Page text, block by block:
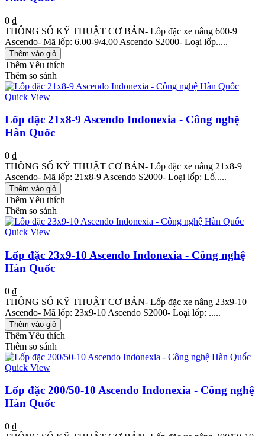
0 ₫
THÔNG SỐ KỸ THUẬT CƠ BẢN- Lốp đặc xe nâng 600-9
Ascendo- Mã lốp: 6.00-9/4.00 Ascendo S2000- Loại lốp.....
Thêm vào giỏ
Thêm Yêu thích
Thêm so sánh
Quick View
Lốp đặc 21x8-9 Ascendo Indonexia - Công nghệ
Hàn Quốc
0 ₫
THÔNG SỐ KỸ THUẬT CƠ BẢN- Lốp đặc xe nâng 21x8-9
Ascendo- Mã lốp: 21x8-9 Ascendo S2000- Loại lốp: Lố.....
Thêm vào giỏ
Thêm Yêu thích
Thêm so sánh
Quick View
Lốp đặc 23x9-10 Ascendo Indonexia - Công nghệ
Hàn Quốc
0 ₫
THÔNG SỐ KỸ THUẬT CƠ BẢN- Lốp đặc xe nâng 23x9-10
Ascendo- Mã lốp: 23x9-10 Ascendo S2000- Loại lốp: .....
Thêm vào giỏ
Thêm Yêu thích
Thêm so sánh
Quick View
Lốp đặc 200/50-10 Ascendo Indonexia - Công nghệ
Hàn Quốc
0 ₫